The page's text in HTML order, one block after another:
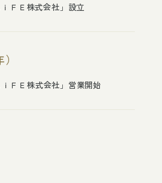
ｉＦＥ株式会社」設立
ｉＦＥ株式会社」営業開始